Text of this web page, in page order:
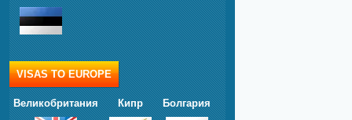
VISAS TO EUROPE
Великобритания Кипр Болгария